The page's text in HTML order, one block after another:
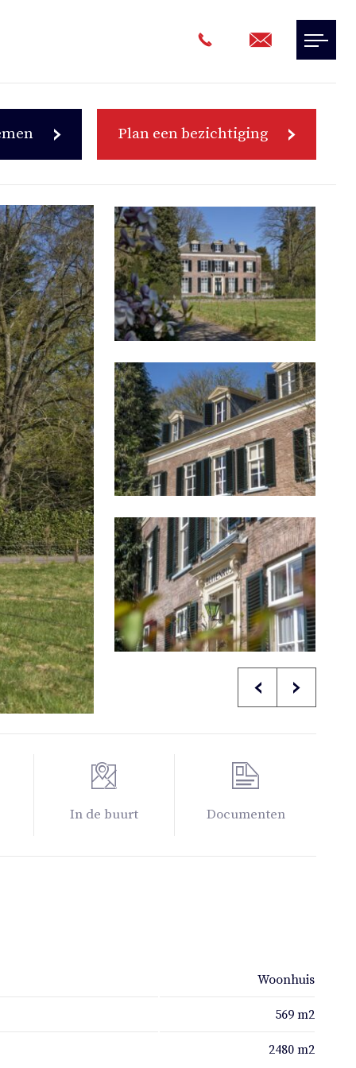
Plan een bezichtiging
In de buurt Documenten
Woonhuis
569 m2
2480 m2